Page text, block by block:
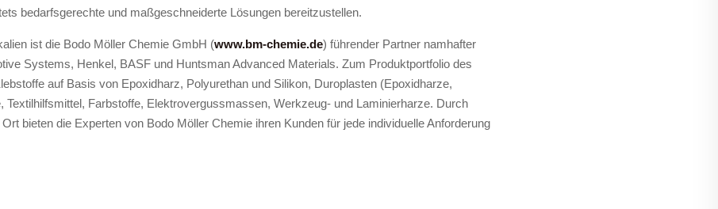
bedarfsgerechte und maßgeschneiderte Lösungen bereitzustellen.
ist die Bodo Möller Chemie GmbH (www.bm-chemie.de) führender Partner namhafter
Systems, Henkel, BASF und Huntsman Advanced Materials. Zum Produktportfolio des
auf Basis von Epoxidharz, Polyurethan und Silikon, Duroplasten (Epoxidharze,
Textilhilfsmittel, Farbstoffe, Elektrovergussmassen, Werkzeug- und Laminierharze. Durch
bieten die Experten von Bodo Möller Chemie ihren Kunden für jede individuelle Anforderung